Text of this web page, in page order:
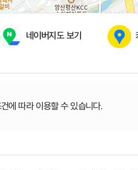
네이버지도 보기
에 따라 이용할 수 있습니다.